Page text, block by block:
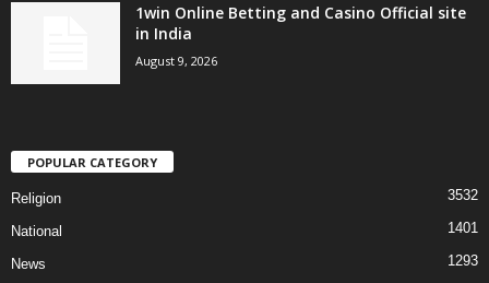
1win Online Betting and Casino Official site
in India
August 9, 2026
POPULAR CATEGORY
Religion 3532
National 1401
News 1293